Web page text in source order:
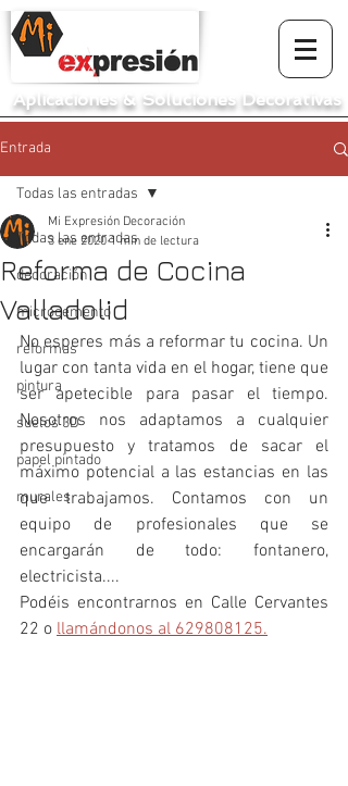
Aplicaciones & Soluciones Decorativas
Entrada
Todas las entradas
decoración
microcemento
reformas
pintura
suelos 3D
papel pintado
murales
Todas las entradas
Reforma de Cocina
Valladolid
Mi Expresión Decoración
3 ene 2020 1 min de lectura
No esperes más a reformar tu cocina. Un
lugar con tanta vida en el hogar, tiene que
ser apetecible para pasar el tiempo.
Nosotros nos adaptamos a cualquier
presupuesto y tratamos de sacar el
máximo potencial a las estancias en las
que trabajamos. Contamos con un
equipo de profesionales que se
encargarán de todo: fontanero,
electricista....
Podéis encontrarnos en Calle Cervantes
22 o llamándonos al 629808125.